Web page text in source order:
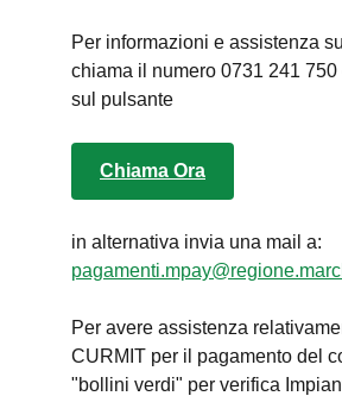
Per informazioni e assistenza
chiama il numero 0731 241
sul pulsante
Chiama Ora
in alternativa invia una mail a:
Per avere assistenza
CURMIT per il pagamento del
"bollini verdi" per verifica